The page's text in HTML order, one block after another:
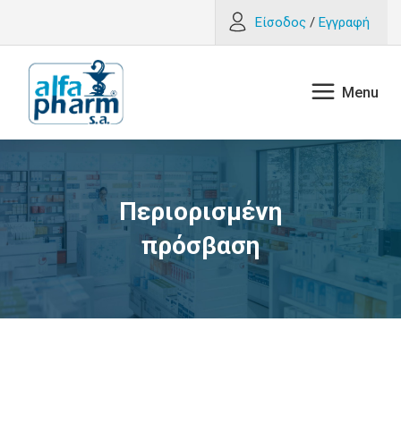
Είσοδος / Εγγραφή
Περιορισμένη
πρόσβαση